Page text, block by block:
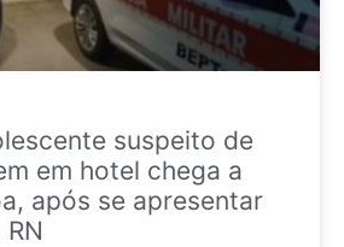
suspeito de
em hotel chega a
após se apresentar